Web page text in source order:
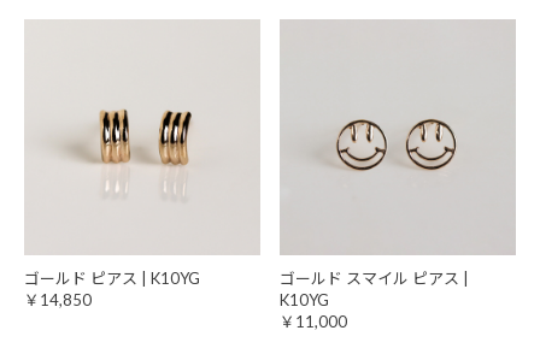
ゴールド ピアス | K10YG
￥14,850
ゴールド スマイル ピアス |
K10YG
￥11,000